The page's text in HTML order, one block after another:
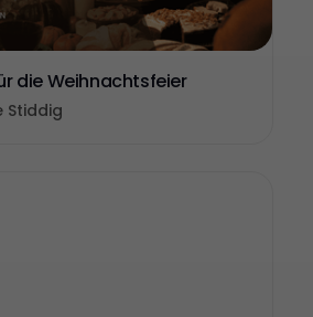
die Weihnachtsfeier
Stiddig